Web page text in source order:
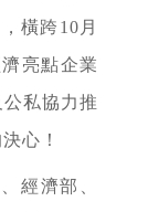
橫跨10月
亮點企業
私協力推
心！
經濟部、